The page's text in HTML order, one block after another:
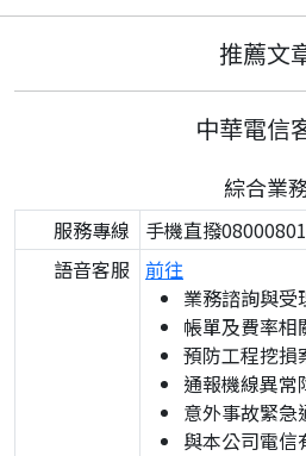
推薦文
中華電信
綜合業
服務專線
手機直撥
語音客服 前往
業務諮詢與受
帳單及費率相
預防工程挖損
通報機線異常
意外事故緊急
與本公司電信